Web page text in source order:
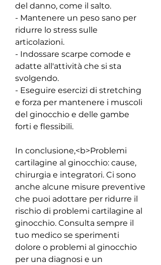
del danno, come il salto.
- Mantenere un peso sano per
ridurre lo stress sulle
articolazioni.
- Indossare scarpe comode e
adatte all'attività che si sta
svolgendo.
- Eseguire esercizi di stretching
e forza per mantenere i muscoli
del ginocchio e delle gambe
forti e flessibili.
In conclusione,<b>Problemi
cartilagine al ginocchio: cause,
chirurgia e integratori. Ci sono
anche alcune misure preventive
che puoi adottare per ridurre il
rischio di problemi cartilagine al
ginocchio. Consulta sempre il
tuo medico se sperimenti
dolore o problemi al ginocchio
per una diagnosi e un